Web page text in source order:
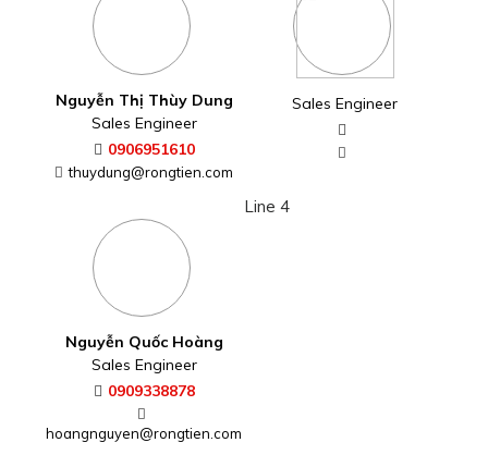
Nguyễn Thị Thùy Dung
Sales Engineer
0906951610
thuydung@rongtien.com
Sales Engineer
Line 4
Nguyễn Quốc Hoàng
Sales Engineer
0909338878
hoangnguyen@rongtien.com